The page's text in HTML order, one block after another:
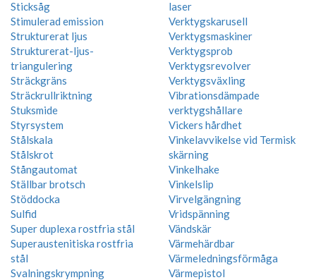
Sticksåg
Stimulerad emission
Strukturerat ljus
Strukturerat-ljus-
triangulering
Sträckgräns
Sträckrullriktning
Stuksmide
Styrsystem
Stålskala
Stålskrot
Stångautomat
Ställbar brotsch
Stöddocka
Sulfid
Super duplexa rostfria stål
Superaustenitiska rostfria
stål
Svalningskrympning
laser
Verktygskarusell
Verktygsmaskiner
Verktygsprob
Verktygsrevolver
Verktygsväxling
Vibrationsdämpade
verktygshållare
Vickers hårdhet
Vinkelavvikelse vid Termisk
skärning
Vinkelhake
Vinkelslip
Virvelgängning
Vridspänning
Vändskär
Värmehärdbar
Värmeledningsförmåga
Värmepistol